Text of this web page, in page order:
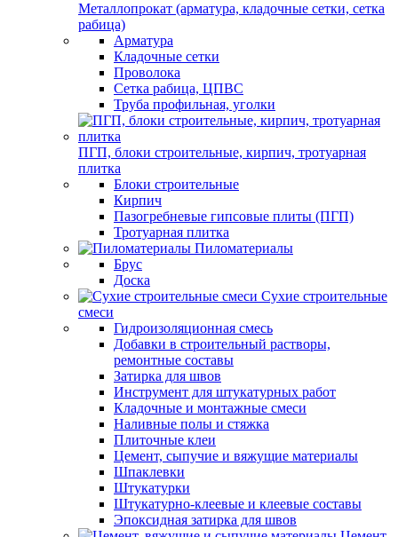
Металлопрокат (арматура, кладочные сетки, сетка
рабица)
Арматура
Кладочные сетки
Проволока
Сетка рабица, ЦПВС
Труба профильная, уголки
ПГП, блоки строительные, кирпич, тротуарная
плитка
Блоки строительные
Кирпич
Пазогребневые гипсовые плиты (ПГП)
Тротуарная плитка
Пиломатериалы
Брус
Доска
Сухие строительные
смеси
Гидроизоляционная смесь
Добавки в строительный растворы,
ремонтные составы
Затирка для швов
Инструмент для штукатурных работ
Кладочные и монтажные смеси
Наливные полы и стяжка
Плиточные клеи
Цемент, сыпучие и вяжущие материалы
Шпаклевки
Штукатурки
Штукатурно-клеевые и клеевые составы
Эпоксидная затирка для швов